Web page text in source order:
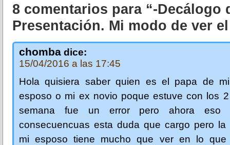
8 comentarios para “-Decálogo
Presentación. Mi modo de ver
chomba dice:
15/04/2016 a las 17:45
Hola quisiera saber quien es el papa de
esposo o mi ex novio poque estuve con los
semana fue un error pero ahora eso
consecuencuas esta duda que cargo pero la
mi esposo tiene mucho que ver en lo que